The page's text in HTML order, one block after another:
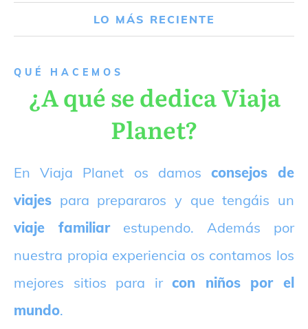
LO MÁS RECIENTE
QUÉ HACEMOS
¿A qué se dedica Viaja
Planet?
En Viaja Planet os damos consejos de
viajes para prepararos y que tengáis un
viaje familiarestupendo. Además por
nuestra propia experiencia os contamos los
mejores sitios para ircon niños por el
mundo.